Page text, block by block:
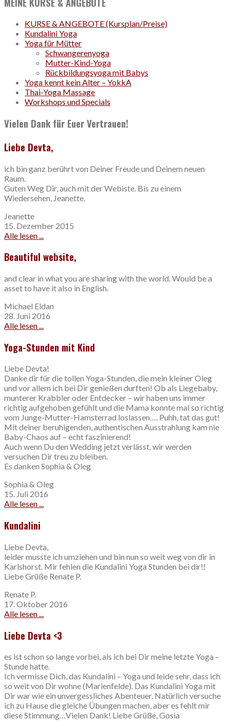
KURSE & ANGEBOTE (Kursplan/Preise)
Kundalini Yoga
Yoga für Mütter
Schwangerenyoga
Mutter-Kind-Yoga
Rückbildungsyoga mit Babys
Yoga kennt kein Alter – YokkA
Thai-Yoga Massage
Workshops und Specials
Vielen Dank für Euer Vertrauen!
Liebe Devta,
ich bin ganz berührt von Deiner Freude und Deinem neuen
Raum.
Guten Weg Dir, auch mit der Webiste. Bis zu einem
Wiedersehen, Jeanette.
Jeanette
15. Dezember 2015
Alle lesen ...
Beautiful website,
and clear in what you are sharing with the world. Would be a
asset to have it also in English.
Michael Eldan
28. Juni 2016
Alle lesen ...
Yoga-Stunden mit Kind
Liebe Devta!
Danke dir für die tollen Yoga-Stunden, die mein kleiner Oleg
und vor allem ich bei Dir genießen durften! Ob als Liegebaby,
munterer Krabbler oder Entdecker – wir haben uns immer
richtig aufgehoben gefühlt und die Mama konnte mal so richtig
vom Junge-Mutter-Hamsterrad loslassen…. Puhh, tat das gut!
Mit deiner beruhigenden, authentischen Ausstrahlung kam nie
Baby-Chaos auf – echt faszinierend!
Auch wenn Du den Wedding jetzt verlässt, wir werden
versuchen Dir treu zu bleiben.
Es danken Sophia & Oleg
Sophia & Oleg
15. Juli 2016
Alle lesen ...
Kundalini
Liebe Devta,
leider musste ich umziehen und bin nun so weit weg von dir in
Karlshorst. Mir fehlen die Kundalini Yoga Stunden bei dir!!
Liebe Grüße Renate P.
Renate P.
17. Oktober 2016
Alle lesen ...
Liebe Devta <3
es ist schon so lange vorbei, als ich bei Dir meine letzte Yoga –
Stunde hatte.
Ich vermisse Dich, das Kundalini – Yoga und leide sehr, dass ich
so weit von Dir wohne (Marienfelde). Das Kundalini Yoga mit
Dir war wie ein unvergessliches Abenteuer. Natürlich versuche
ich zu Hause die gleiche Übungen machen, aber es fehlt mir
diese Stimmung…Vielen Dank! Liebe Grüße, Gosia